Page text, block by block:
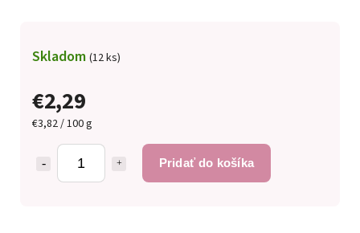
€2,29
€3,82 / 100 g
Pridať do košíka
Skladom (12 ks)